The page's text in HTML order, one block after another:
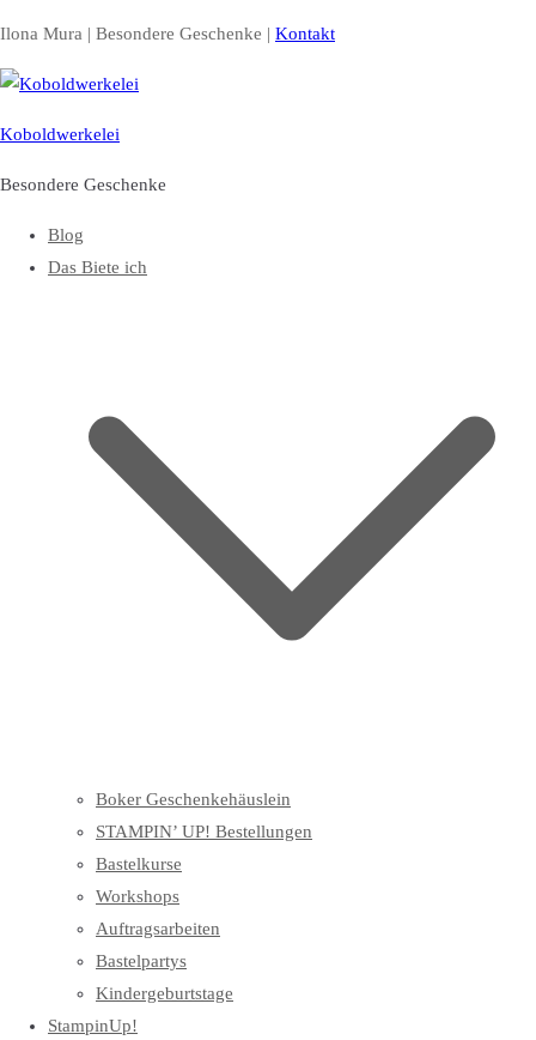
Zum
Inhalt
springen
Ilona Mura | Besondere Geschenke | Kontakt
Koboldwerkelei
Besondere Geschenke
Blog
Das Biete ich
Boker Geschenkehäuslein
STAMPIN’ UP! Bestellungen
Bastelkurse
Workshops
Auftragsarbeiten
Bastelpartys
Kindergeburtstage
StampinUp!